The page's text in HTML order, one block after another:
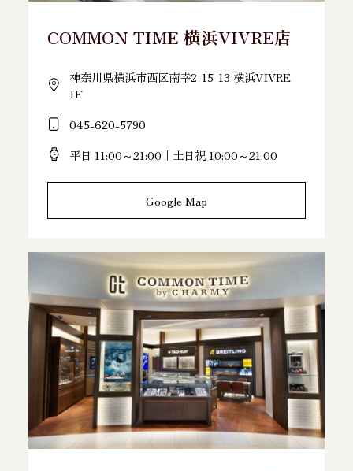
COMMON TIME 横浜VIVRE店
神奈川県横浜市西区南幸2-15-13 横浜VIVRE
1F
045-620-5790
平日 11:00～21:00｜土日祝 10:00～21:00
Google Map